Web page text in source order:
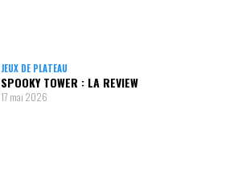
JEUX DE PLATEAU
SPOOKY TOWER : LA REVIEW
17 mai 2026